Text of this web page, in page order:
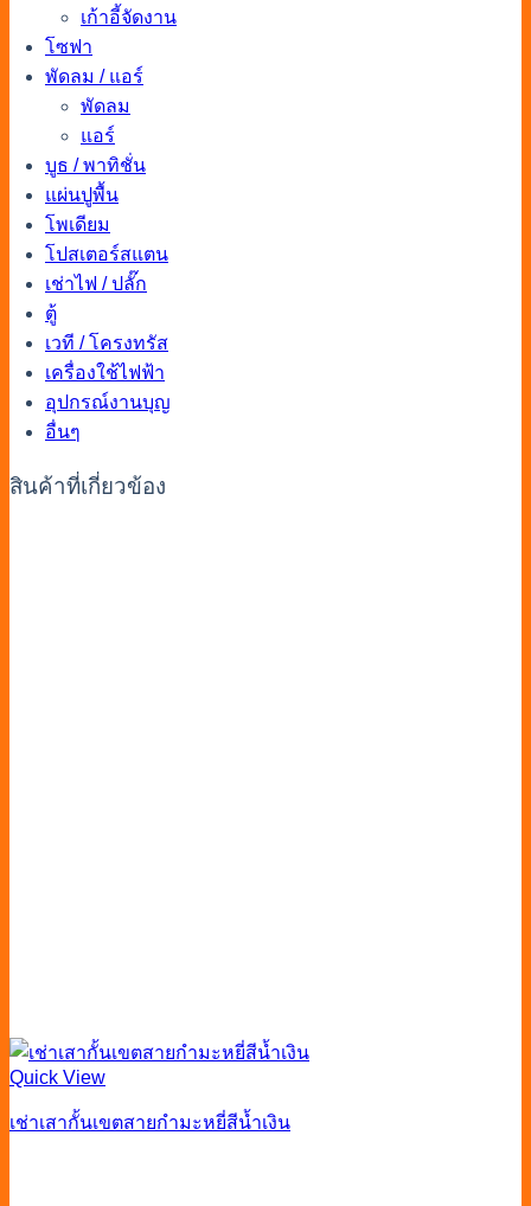
เก้าอี้จัดงาน
โซฟา
พัดลม / แอร์
พัดลม
แอร์
บูธ / พาทิชั่น
แผ่นปูพื้น
โพเดียม
โปสเตอร์สแตน
เช่าไฟ / ปลั๊ก
ตู้
เวที / โครงทรัส
เครื่องใช้ไฟฟ้า
อุปกรณ์งานบุญ
อื่นๆ
สินค้าที่เกี่ยวข้อง
Quick View
เช่าเสากั้นเขตสายกำมะหยี่สีน้ำเงิน